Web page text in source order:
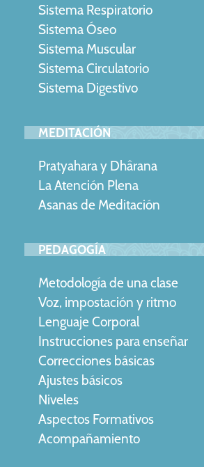
Sistema Respiratorio
Sistema Óseo
Sistema Muscular
SistemaCirculatorio
Sistema Digestivo
MEDITACIÓN
Pratyahara y Dhârana
La Atención Plena
Asanas de Meditación
PEDAGOGÍA
Metodología de una clase
Voz, impostación y ritmo
Lenguaje Corporal
Instrucciones para enseñar
Correcciones básicas
Ajustes básicos
Niveles
Aspectos Formativos
Acompañamiento